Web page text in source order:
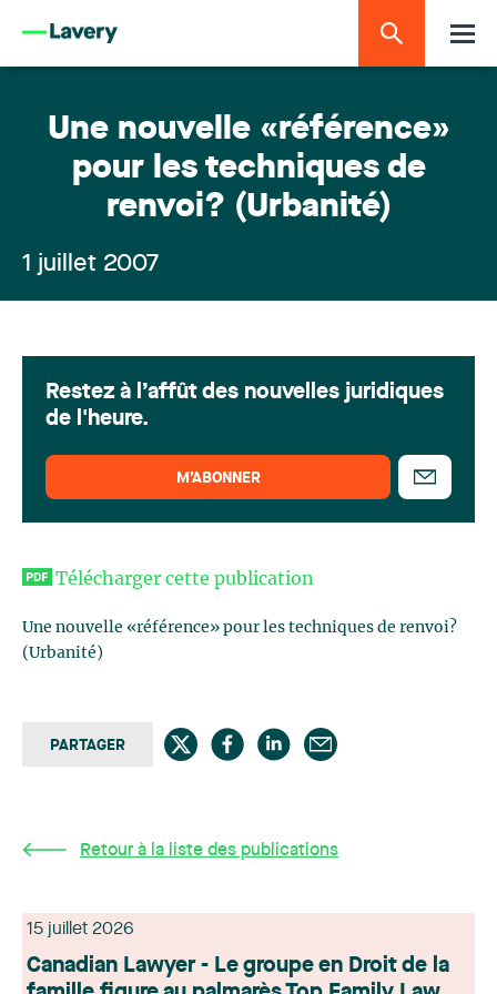
Une nouvelle «référence»
pour les techniques de
renvoi? (Urbanité)
1 juillet 2007
Télécharger cette publication
Une nouvelle «référence» pour les techniques de renvoi?
(Urbanité)
PARTAGER
Retour à la liste des publications
Restez à l’affût des nouvelles juridiques
de l'heure.
M’ABONNER
15 juillet 2026
Canadian Lawyer - Le groupe en Droit de la